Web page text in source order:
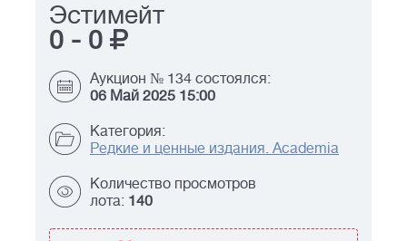
Эстимейт
0 - 0
Аукцион № 134 состоялся:
06 Май 2025 15:00
Категория:
Редкие и ценные издания. Academia
Количество просмотров
лота: 140